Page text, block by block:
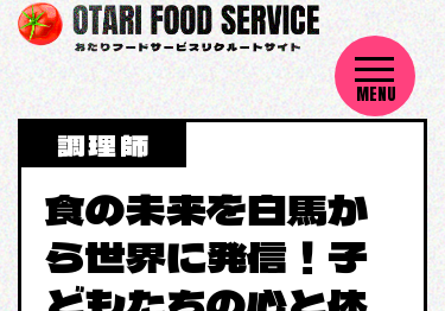
コ
ン
テ
ン
ツ
へ
ス
キ
ッ
プ
調理師
食の未来を白馬か
ら世界に発信！子